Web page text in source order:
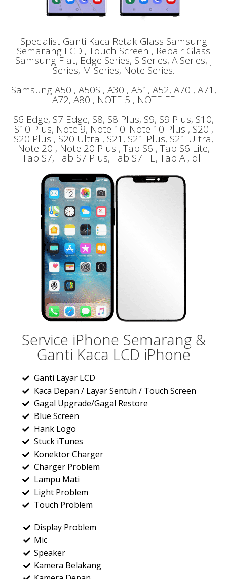
Specialist Ganti Kaca Retak Glass Samsung
Semarang LCD , Touch Screen , Repair Glass
Samsung Flat, Edge Series, S Series, A Series, J
Series, M Series, Note Series.
Samsung A50 , A50S , A30 , A51, A52, A70 , A71,
A72, A80 , NOTE 5 , NOTE FE
S6 Edge, S7 Edge, S8, S8 Plus, S9, S9 Plus, S10,
S10 Plus, Note 9, Note 10. Note 10 Plus , S20 ,
S20 Plus , S20 Ultra , S21, S21 Plus, S21 Ultra,
Note 20 , Note 20 Plus , Tab S6 , Tab S6 Lite,
Tab S7, Tab S7 Plus, Tab S7 FE, Tab A , dll.
Service iPhone Semarang &
Ganti Kaca LCD iPhone
Ganti Layar LCD
Kaca Depan / Layar Sentuh / Touch Screen
Gagal Upgrade/Gagal Restore
Blue Screen
Hank Logo
Stuck iTunes
Konektor Charger
Charger Problem
Lampu Mati
Light Problem
Touch Problem
Display Problem
Mic
Speaker
Kamera Belakang